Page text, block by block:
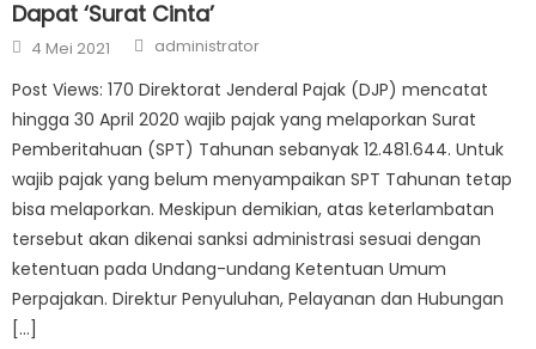
Dapat ‘Surat Cinta’
Posted on
4 Mei 2021 Author
administrator
Post Views: 170 Direktorat Jenderal Pajak (DJP) mencatat
hingga 30 April 2020 wajib pajak yang melaporkan Surat
Pemberitahuan (SPT) Tahunan sebanyak 12.481.644. Untuk
wajib pajak yang belum menyampaikan SPT Tahunan tetap
bisa melaporkan. Meskipun demikian, atas keterlambatan
tersebut akan dikenai sanksi administrasi sesuai dengan
ketentuan pada Undang-undang Ketentuan Umum
Perpajakan. Direktur Penyuluhan, Pelayanan dan Hubungan
[…]